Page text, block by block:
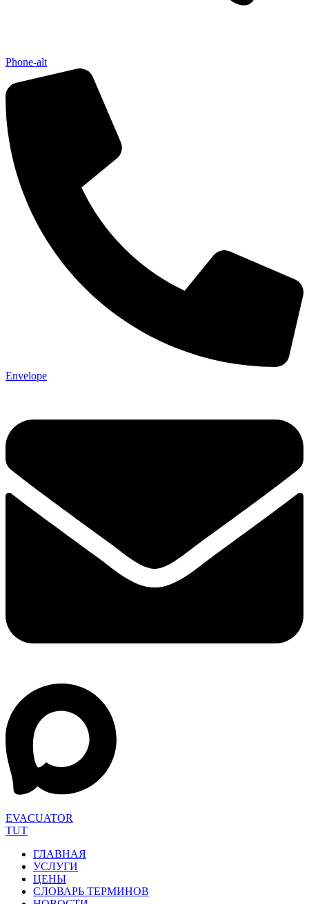
Phone-alt
Envelope
EVACUATOR
TUT
ГЛАВНАЯ
УСЛУГИ
ЦЕНЫ
СЛОВАРЬ ТЕРМИНОВ